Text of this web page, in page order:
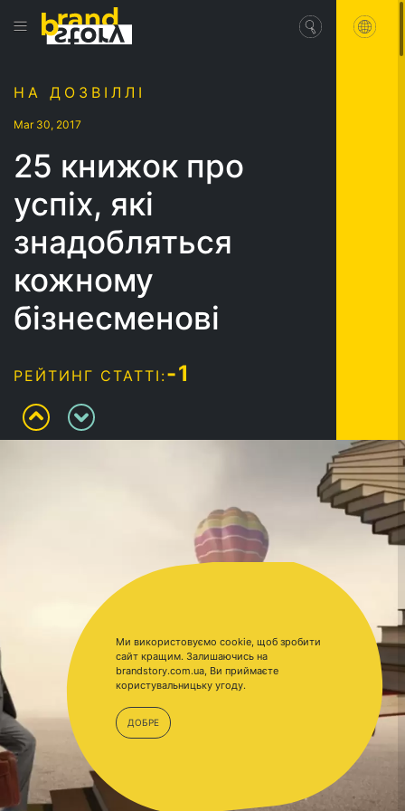
НА ДОЗВІЛЛІ
Mar 30, 2017
25 книжок про
успіх, які
знадобляться
кожному
бізнесменові
РЕЙТИНГ СТАТТІ:-1
Ми використовуємо cookie, щоб зробити
сайт кращим. Залишаючись на
brandstory.com.ua, Ви приймаєте
користувальницьку угоду.
ДОБРЕ